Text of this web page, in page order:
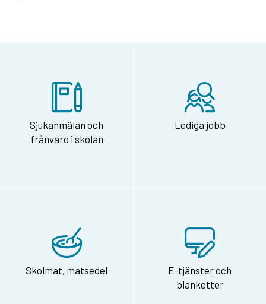
Sjukanmälan och
frånvaro i skolan
Lediga jobb
Skolmat, matsedel
E-tjänster och
blanketter